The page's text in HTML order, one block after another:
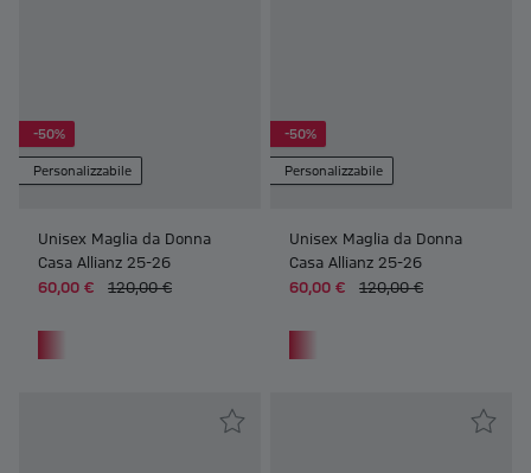
-50%
Personalizzabile
Unisex Maglia da Donna
Casa Allianz 25-26
60,00 €
120,00 €
-50%
Personalizzabile
Unisex Maglia da Donna
Casa Allianz 25-26
60,00 €
120,00 €
Frauen Unisex Maglia da Donna Trasferta Allianz 25-26
Frauen Unisex Maglia da